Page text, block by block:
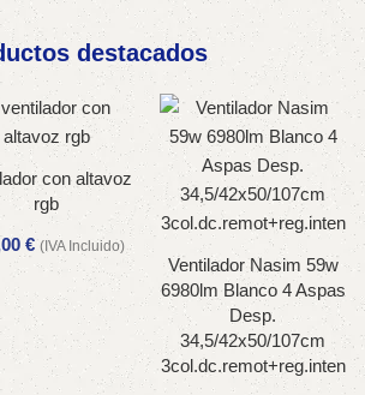
destacados
con altavoz
rgb
€ (IVA Incluido)
Ventilador Nasim 59w
6980lm Blanco 4 Aspas
Desp.
34,5/42x50/107cm
3col.dc.remot+reg.inten